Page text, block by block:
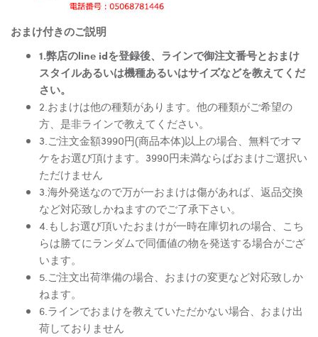
おまけ付きのご説明
1.弊店のline idを登録後、ラインで御注文番号とおまけ
スタイルあるいは機種あるいはサイズなどを教えてくだ
さい。
2.おまけは他の種類があります。他の種類がご希望の
方、是非ラインで教えてください。
3.ご注文金額3990円(商品本体)以上の場合、無料でオマ
ケをお選び頂けます。3990円未満ならばおまけご選択い
ただけません
3.海外発送なので万が一おまけは傷があれば、返品交換
など対応致しかねますのでご了承下さい。
4.もしお選び頂いたおまけが一時在庫切れの場合、こち
らは勝てにランダムで同価値の物を発送する場合がござ
います。
5.ご注文出荷準備の場合、おまけの変更など対応致しか
ねます。
6.ラインでおまけを教えていただかない場合、おまけ出
荷しておりません